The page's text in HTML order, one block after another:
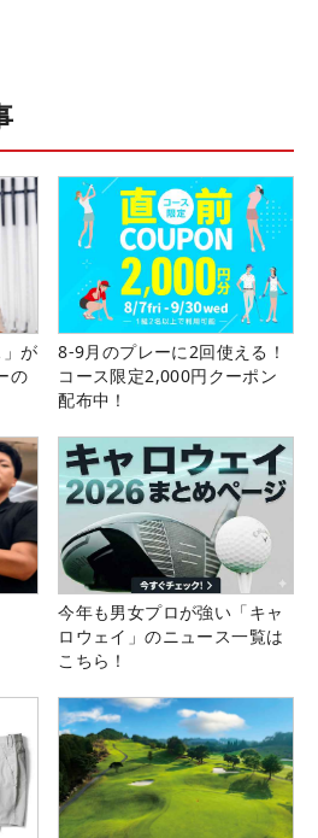
が
の
8-9月のプレーに2回使える！
コース限定2,000円クーポン
配布中！
今年も男女プロが強い「キャ
ロウェイ」のニュース一覧は
こちら！